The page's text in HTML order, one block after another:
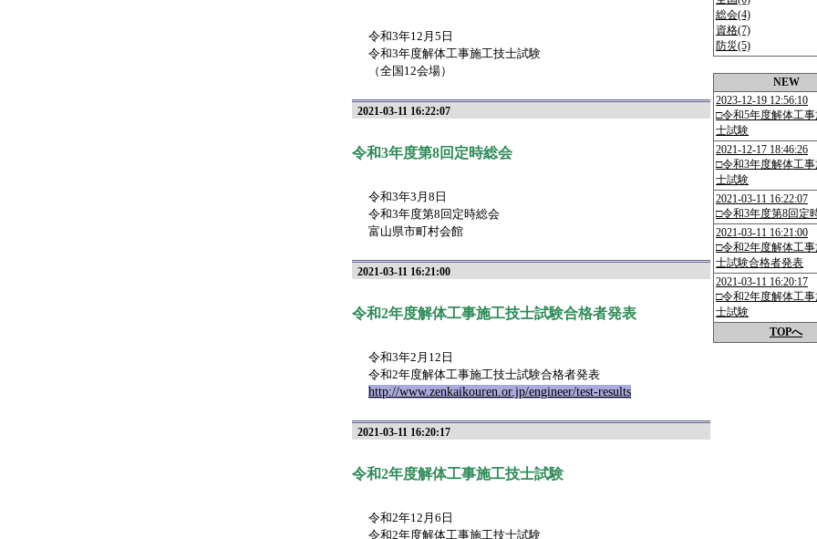
令和3年12月5日
令和3年度解体工事施工技士試験
（全国12会場）
2021-03-11 16:22:07
令和3年度第8回定時総会
令和3年3月8日
令和3年度第8回定時総会
富山県市町村会館
2021-03-11 16:21:00
令和2年度解体工事施工技士試験合格者発表
令和3年2月12日
令和2年度解体工事施工技士試験合格者発表
http://www.zenkaikouren.or.jp/engineer/test-results
2021-03-11 16:20:17
令和2年度解体工事施工技士試験
令和2年12月6日
令和2年度解体工事施工技士試験
総会(4)
資格(7)
防災(5)
NEW
2023-12-19 12:56:10
□令和5年度解体工
士試験
2021-12-17 18:46:26
□令和3年度解体工
士試験
2021-03-11 16:22:07
□令和3年度第8回定
2021-03-11 16:21:00
□令和2年度解体工
士試験合格者発表
2021-03-11 16:20:17
□令和2年度解体工
士試験
TOPへ